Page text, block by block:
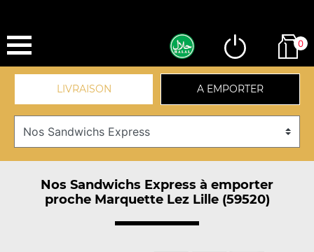
0
LIVRAISON A EMPORTER
Nos Sandwichs Express à emporter
proche Marquette Lez Lille (59520)